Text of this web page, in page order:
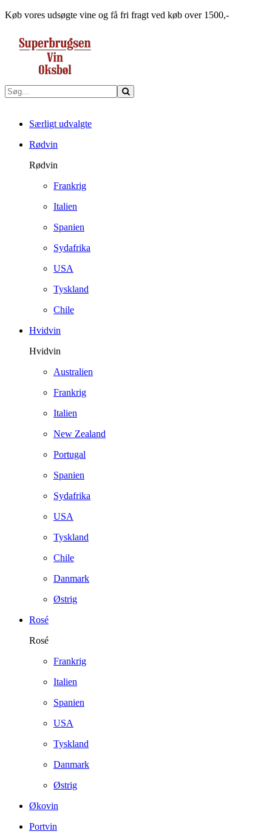
Køb vores udsøgte vine og få fri fragt ved køb over 1500,-
Særligt udvalgte
Rødvin
Rødvin
Frankrig
Italien
Spanien
Sydafrika
USA
Tyskland
Chile
Hvidvin
Hvidvin
Australien
Frankrig
Italien
New Zealand
Portugal
Spanien
Sydafrika
USA
Tyskland
Chile
Danmark
Østrig
Rosé
Rosé
Frankrig
Italien
Spanien
USA
Tyskland
Danmark
Østrig
Økovin
Portvin